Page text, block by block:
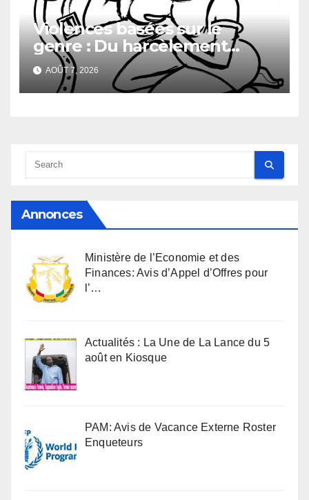
Violences basées sur le
genre : Du harcèlement
sexuel
AOÛT 7, 2026
Annonces
Ministère de l’Economie et des
Finances: Avis d’Appel d’Offres pour
l’…
Actualités : La Une de La Lance du 5
août en Kiosque
PAM: Avis de Vacance Externe Roster
Enqueteurs